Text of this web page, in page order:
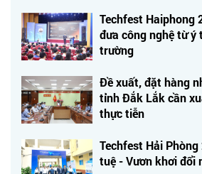
Techfest Haiphong
đưa công nghệ từ ý
trường
Đề xuất, đặt hàng
tỉnh Đắk Lắk cần
thực tiễn
Techfest Hải
tuệ - Vươn khơi đổi